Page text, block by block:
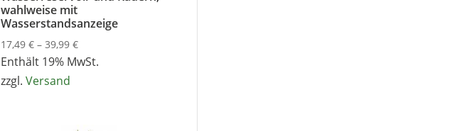
wahlweise mit
Wasserstandsanzeige
17,49€ –39,99€Preisspanne:
17,49 €
Enthält 19% MwSt.
zzgl.Versand